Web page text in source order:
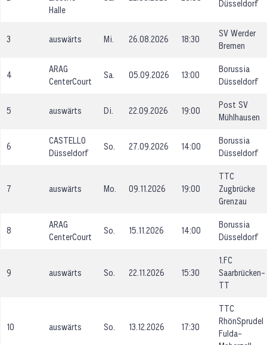
Halle
Düsseldorf
3 auswärts Mi. 26.08.2026 18:30
SV Werder
Bremen
4
ARAG
CenterCourt
Sa. 05.09.2026 13:00
Borussia
Düsseldorf
5 auswärts Di. 22.09.2026 19:00
Post SV
Mühlhausen
6
CASTELLO
Düsseldorf
So. 27.09.2026 14:00
Borussia
Düsseldorf
7 auswärts Mo. 09.11.2026 19:00
TTC
Zugbrücke
Grenzau
8
ARAG
CenterCourt
So. 15.11.2026 14:00
Borussia
Düsseldorf
9 auswärts So. 22.11.2026 15:30
1.FC
Saarbrücken-
TT
10 auswärts So. 13.12.2026 17:30
TTC
RhönSprudel
Fulda-